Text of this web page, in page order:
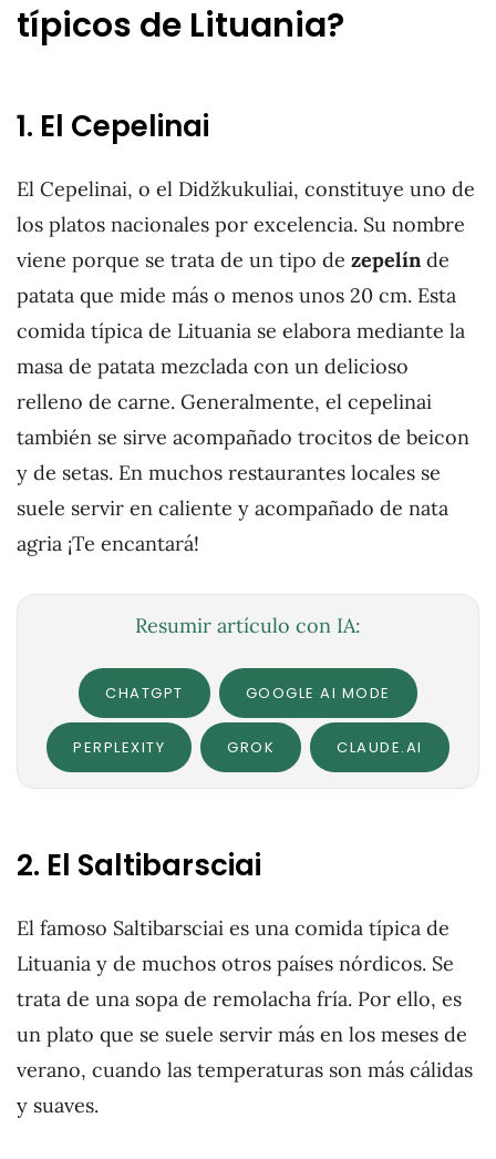
típicos de Lituania?
1. El Cepelinai
El Cepelinai, o el Didžkukuliai, constituye uno de
los platos nacionales por excelencia. Su nombre
viene porque se trata de un tipo de zepelínde
patata que mide más o menos unos 20 cm. Esta
comida típica de Lituania se elabora mediante la
masa de patata mezclada con un delicioso
relleno de carne. Generalmente, el cepelinai
también se sirve acompañado trocitos de beicon
y de setas. En muchos restaurantes locales se
suele servir en caliente y acompañado de nata
agria ¡Te encantará!
Resumir artículo con IA:
CHATGPT GOOGLE AI MODE
PERPLEXITY GROK CLAUDE.AI
2. El Saltibarsciai
El famoso Saltibarsciai es una comida típica de
Lituania y de muchos otros países nórdicos. Se
trata de una sopa de remolacha fría. Por ello, es
un plato que se suele servir más en los meses de
verano, cuando las temperaturas son más cálidas
y suaves.